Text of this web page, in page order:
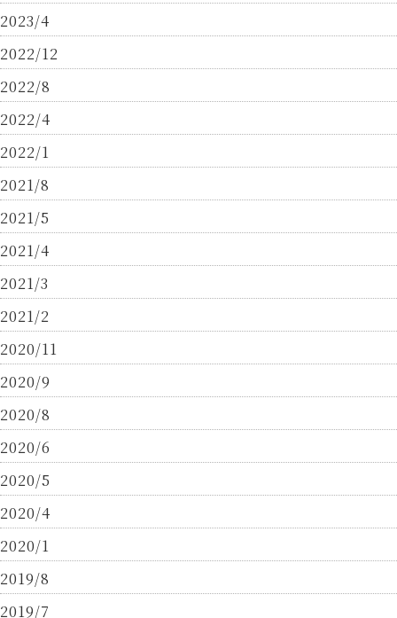
2023/4
2022/12
2022/8
2022/4
2022/1
2021/8
2021/5
2021/4
2021/3
2021/2
2020/11
2020/9
2020/8
2020/6
2020/5
2020/4
2020/1
2019/8
2019/7